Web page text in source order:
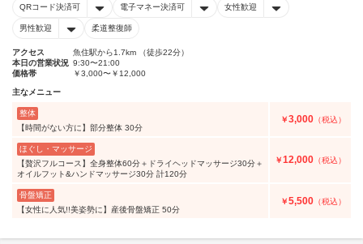
QRコード決済可 電子マネー決済可 女性歓迎
男性歓迎 柔道整復師
アクセス
魚住駅から1.7km （徒歩22分）
本日の営業状況 9:30〜21:00
価格帯
￥3,000〜￥12,000
主なメニュー
整体
【時間がない方に】部分整体 30分
￥3,000 （税込）
ほぐし・マッサージ
【贅沢フルコース】全身整体60分＋ドライヘッドマッサージ30分＋
オイルフット&ハンドマッサージ30分 計120分
￥12,000 （税込）
骨盤矯正
【女性に人気!!美姿勢に】産後骨盤矯正 50分
￥5,500 （税込）